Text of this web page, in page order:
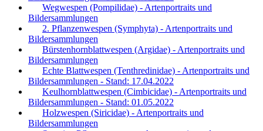
Wegwespen (Pompilidae) - Artenportraits und
Bildersammlungen
2. Pflanzenwespen (Symphyta) - Artenportraits und
Bildersammlungen
Bürstenhornblattwespen (Argidae) - Artenportraits und
Bildersammlungen
Echte Blattwespen (Tenthredinidae) - Artenportraits und
Bildersammlungen - Stand: 17.04.2022
Keulhornblattwespen (Cimbicidae) - Artenportraits und
Bildersammlungen - Stand: 01.05.2022
Holzwespen (Siricidae) - Artenportraits und
Bildersammlungen